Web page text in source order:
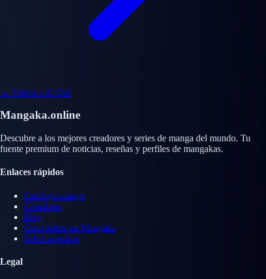
← Volver a K-On!
Mangaka.online
Descubre a los mejores creadores y series de manga del mundo. Tu
fuente premium de noticias, reseñas y perfiles de mangakas.
Enlaces rápidos
Catálogo manga
Creadores
Blog
Conviértete en Mangaka
Sobre nosotros
Legal